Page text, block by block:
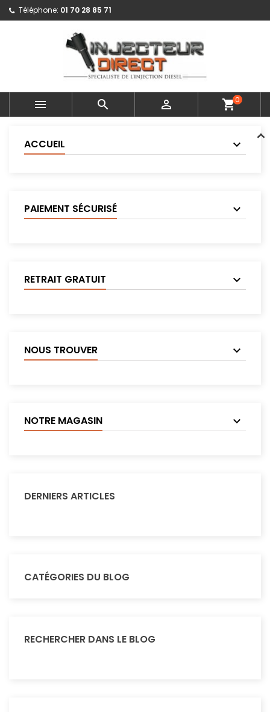
Téléphone: 01 70 28 85 71
   shopping_cart0
ACCUEIL
PAIEMENT SÉCURISÉ
RETRAIT GRATUIT
NOUS TROUVER
NOTRE MAGASIN
DERNIERS ARTICLES
CATÉGORIES DU BLOG
RECHERCHER DANS LE BLOG